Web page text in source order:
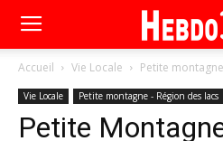
Accueil Vie Locale Petite
Vie Locale Petite montagne - Région des lacs
Petite